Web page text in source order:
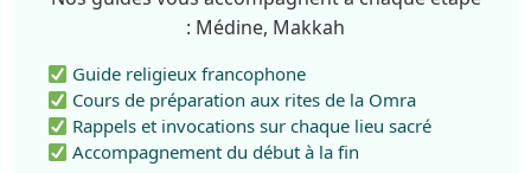
: Médine, Makkah
Guide religieux francophone
Cours de préparation aux rites de la Omra
Rappels et invocations sur chaque lieu sacré
Accompagnement du début à la fin